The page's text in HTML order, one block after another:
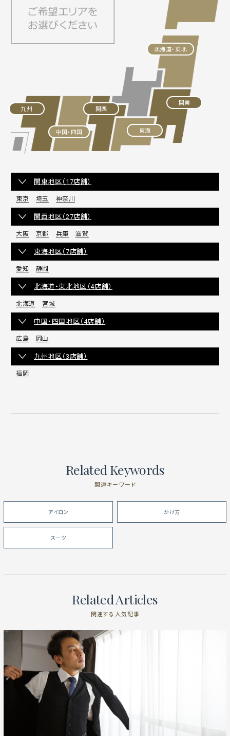
北海道・東北
関東
東海
関西
中国・四国
九州
関東地区（17店舗）
東京 埼玉 神奈川
関西地区（27店舗）
大阪 京都 兵庫 滋賀
東海地区（7店舗）
愛知 静岡
北海道・東北地区（4店舗）
北海道 宮城
中国・四国地区（4店舗）
広島 岡山
九州地区（3店舗）
福岡
Related Keywords
関連キーワード
アイロン かけ方
スーツ
Related Articles
関連する人気記事